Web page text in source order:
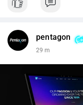
pentagon
29 m